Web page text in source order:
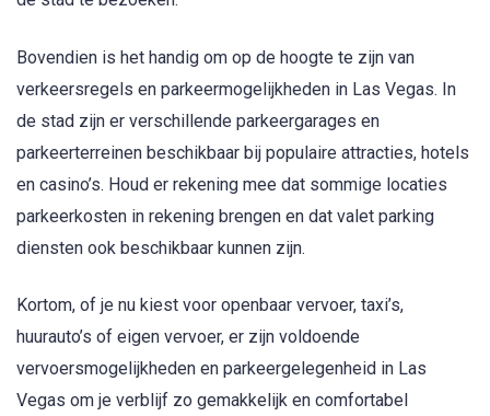
Bovendien is het handig om op de hoogte te zijn van
verkeersregels en parkeermogelijkheden in Las Vegas. In
de stad zijn er verschillende parkeergarages en
parkeerterreinen beschikbaar bij populaire attracties, hotels
en casino’s. Houd er rekening mee dat sommige locaties
parkeerkosten in rekening brengen en dat valet parking
diensten ook beschikbaar kunnen zijn.
Kortom, of je nu kiest voor openbaar vervoer, taxi’s,
huurauto’s of eigen vervoer, er zijn voldoende
vervoersmogelijkheden en parkeergelegenheid in Las
Vegas om je verblijf zo gemakkelijk en comfortabel